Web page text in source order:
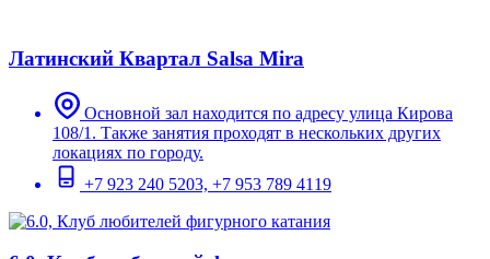
Латинский Квартал Salsa Mira
Основной зал находится по адресу улица Кирова
108/1. Также занятия проходят в нескольких других
локациях по городу.
+7 923 240 5203, +7 953 789 4119